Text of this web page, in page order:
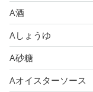
A酒
Aしょうゆ
A砂糖
Aオイスターソース